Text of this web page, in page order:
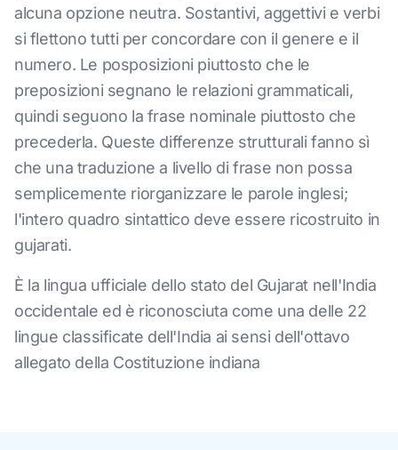
alcuna opzione neutra. Sostantivi, aggettivi e verbi
si flettono tutti per concordare con il genere e il
numero. Le posposizioni piuttosto che le
preposizioni segnano le relazioni grammaticali,
quindi seguono la frase nominale piuttosto che
precederla. Queste differenze strutturali fanno sì
che una traduzione a livello di frase non possa
semplicemente riorganizzare le parole inglesi;
l'intero quadro sintattico deve essere ricostruito in
gujarati.
È la lingua ufficiale dello stato del Gujarat nell'India
occidentale ed è riconosciuta come una delle 22
lingue classificate dell'India ai sensi dell'ottavo
allegato della Costituzione indiana